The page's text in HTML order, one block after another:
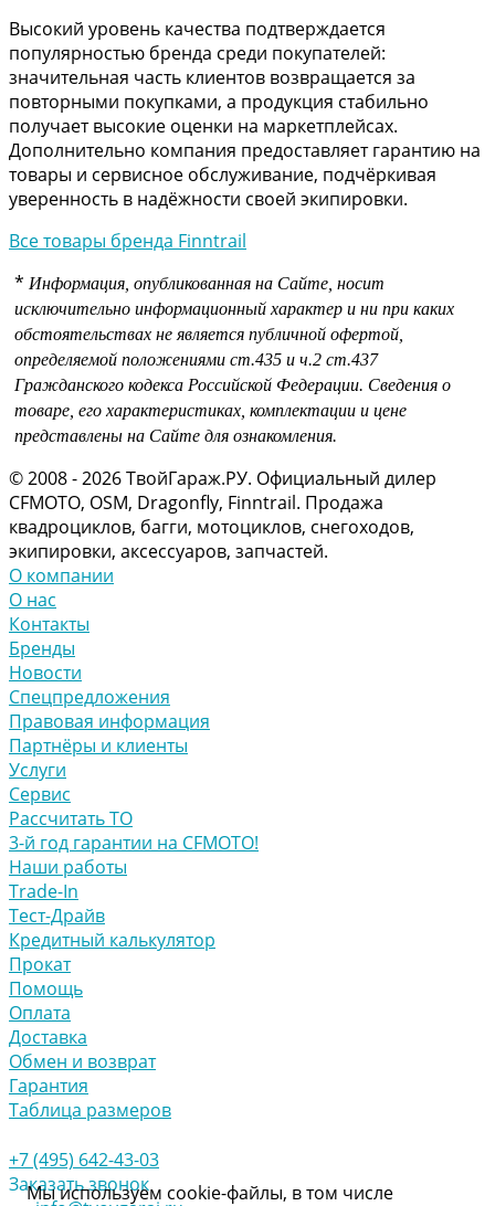
Высокий уровень качества подтверждается
популярностью бренда среди покупателей:
значительная часть клиентов возвращается за
повторными покупками, а продукция стабильно
получает высокие оценки на маркетплейсах.
Дополнительно компания предоставляет гарантию на
товары и сервисное обслуживание, подчёркивая
уверенность в надёжности своей экипировки.
Все товары бренда Finntrail
* Информация, опубликованная на Сайте, носит
исключительно информационный характер и ни при каких
обстоятельствах не является публичной офертой,
определяемой положениями ст.435 и ч.2 ст.437
Гражданского кодекса Российской Федерации. Сведения о
товаре, его характеристиках, комплектации и цене
представлены на Сайте для ознакомления.
© 2008 - 2026 ТвойГараж.РУ. Официальный дилер
CFMOTO, OSM, Dragonfly, Finntrail. Продажа
квадроциклов, багги, мотоциклов, снегоходов,
экипировки, аксессуаров, запчастей.
О компании
О нас
Контакты
Бренды
Новости
Спецпредложения
Правовая информация
Партнёры и клиенты
Услуги
Сервис
Рассчитать ТО
3-й год гарантии на CFMOTO!
Наши работы
Trade-In
Тест-Драйв
Кредитный калькулятор
Прокат
Помощь
Оплата
Доставка
Обмен и возврат
Гарантия
Таблица размеров
+7 (495) 642-43-03
Заказать звонок
Мы используем cookie-файлы, в том числе